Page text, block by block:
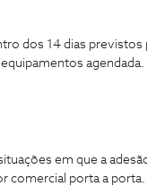
dos 14 dias
agendada.
em que a
comercial porta a